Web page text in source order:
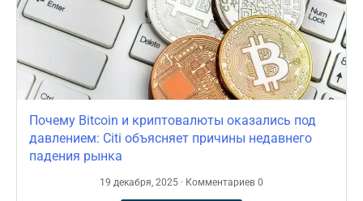
Почему Bitcoin и криптовалюты оказались под
давлением: Citi объясняет причины недавнего
падения рынка
19 декабря, 2025 · Комментариев 0